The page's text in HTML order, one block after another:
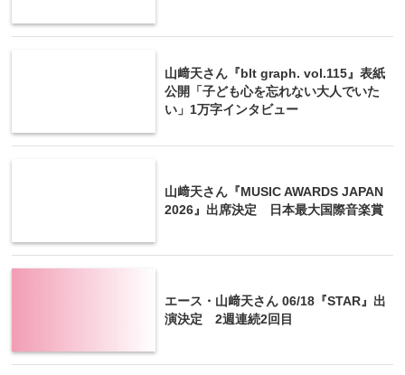
山﨑天さん『blt graph. vol.115』表紙
公開「子ども心を忘れない大人でいた
い」1万字インタビュー
山﨑天さん『MUSIC AWARDS JAPAN
2026』出席決定 日本最大国際音楽賞
エース・山﨑天さん 06/18『STAR』出
演決定 2週連続2回目